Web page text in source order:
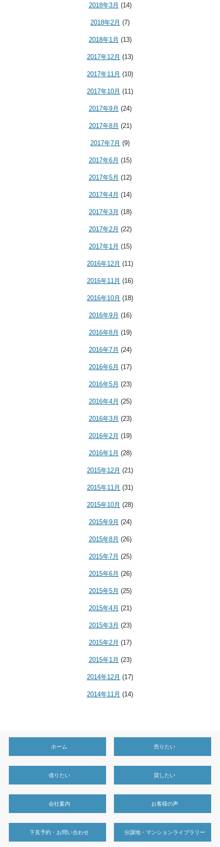
2018年3月 (14)
2018年2月 (7)
2018年1月 (13)
2017年12月 (13)
2017年11月 (10)
2017年10月 (11)
2017年9月 (24)
2017年8月 (21)
2017年7月 (9)
2017年6月 (15)
2017年5月 (12)
2017年4月 (14)
2017年3月 (18)
2017年2月 (22)
2017年1月 (15)
2016年12月 (11)
2016年11月 (16)
2016年10月 (18)
2016年9月 (16)
2016年8月 (19)
2016年7月 (24)
2016年6月 (17)
2016年5月 (23)
2016年4月 (25)
2016年3月 (23)
2016年2月 (19)
2016年1月 (28)
2015年12月 (21)
2015年11月 (31)
2015年10月 (28)
2015年9月 (24)
2015年8月 (26)
2015年7月 (25)
2015年6月 (26)
2015年5月 (25)
2015年4月 (21)
2015年3月 (23)
2015年2月 (17)
2015年1月 (23)
2014年12月 (17)
2014年11月 (14)
ホーム 売りたい
借りたい 貸したい
会社案内 お客様の声
下見予約・お問い合わせ 分譲地・マンションライブラリー